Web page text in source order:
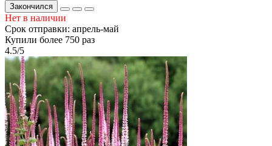
Закончился
Нет в наличии
Срок отправки: апрель-май
Купили более 750 раз
4.5/5